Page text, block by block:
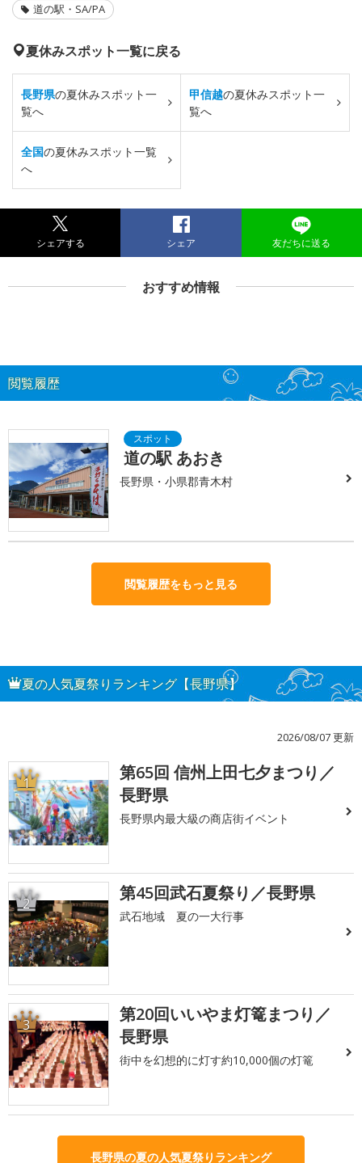
道の駅・SA/PA
夏休みスポット一覧に戻る
長野県の夏休みスポット一
覧へ
甲信越の夏休みスポット一
覧へ
全国の夏休みスポット一覧
へ
シェアする シェア 友だちに送る
おすすめ情報
閲覧履歴
道の駅 あおき
長野県・小県郡青木村
閲覧履歴をもっと見る
夏の人気夏祭りランキング【長野県】
2026/08/07 更新
1
第65回 信州上田七夕まつり／
長野県
長野県内最大級の商店街イベント
2 第45回武石夏祭り／長野県
武石地域 夏の一大行事
3
第20回いいやま灯篭まつり／
長野県
街中を幻想的に灯す約10,000個の灯篭
長野県の夏の人気夏祭りランキング